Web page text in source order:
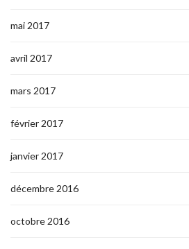
mai 2017
avril 2017
mars 2017
février 2017
janvier 2017
décembre 2016
octobre 2016